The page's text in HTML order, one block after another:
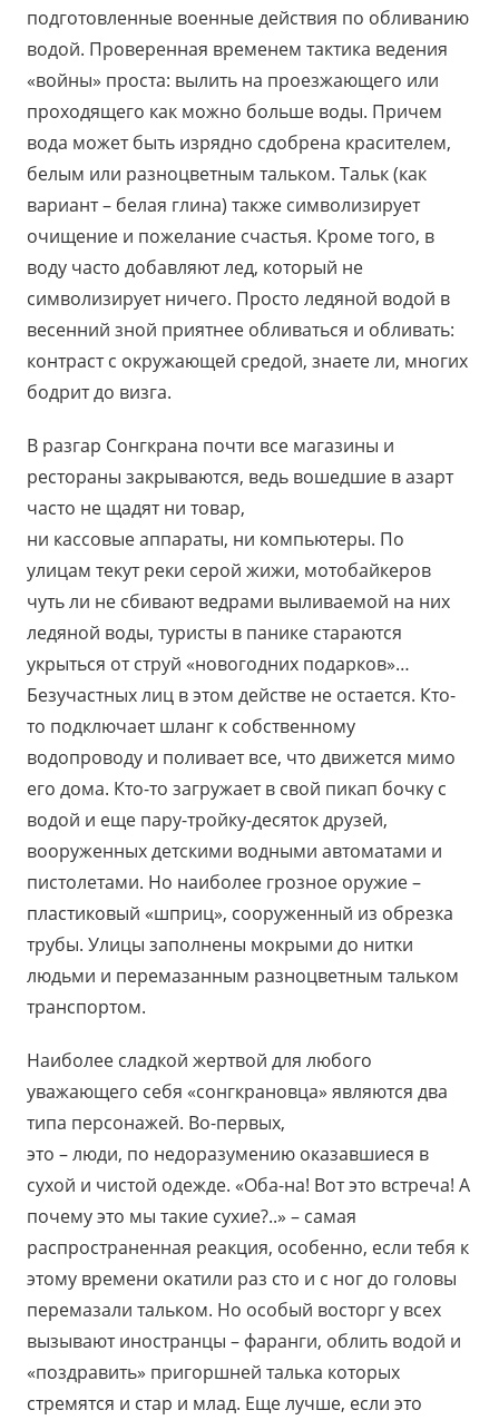
подготовленные военные действия по обливанию
водой. Проверенная временем тактика ведения
«войны» проста: вылить на проезжающего или
проходящего как можно больше воды. Причем
вода может быть изрядно сдобрена красителем,
белым или разноцветным тальком. Тальк (как
вариант – белая глина) также символизирует
очищение и пожелание счастья. Кроме того, в
воду часто добавляют лед, который не
символизирует ничего. Просто ледяной водой в
весенний зной приятнее обливаться и обливать:
контраст с окружающей средой, знаете ли, многих
бодрит до визга.
В разгар Сонгкрана почти все магазины и
рестораны закрываются, ведь вошедшие в азарт
часто не щадят ни товар,
ни кассовые аппараты, ни компьютеры. По
улицам текут реки серой жижи, мотобайкеров
чуть ли не сбивают ведрами выливаемой на них
ледяной воды, туристы в панике стараются
укрыться от струй «новогодних подарков»…
Безучастных лиц в этом действе не остается. Кто-
то подключает шланг к собственному
водопроводу и поливает все, что движется мимо
его дома. Кто-то загружает в свой пикап бочку с
водой и еще пару-тройку-десяток друзей,
вооруженных детскими водными автоматами и
пистолетами. Но наиболее грозное оружие –
пластиковый «шприц», сооруженный из обрезка
трубы. Улицы заполнены мокрыми до нитки
людьми и перемазанным разноцветным тальком
транспортом.
Наиболее сладкой жертвой для любого
уважающего себя «сонгкрановца» являются два
типа персонажей. Во-первых,
это – люди, по недоразумению оказавшиеся в
сухой и чистой одежде. «Оба-на! Вот это встреча! А
почему это мы такие сухие?..» – самая
распространенная реакция, особенно, если тебя к
этому времени окатили раз сто и с ног до головы
перемазали тальком. Но особый восторг у всех
вызывают иностранцы – фаранги, облить водой и
«поздравить» пригоршней талька которых
стремятся и стар и млад. Еще лучше, если это